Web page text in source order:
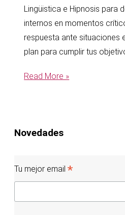
Lingüistica e Hipnosis para
internos en momentos
respuesta ante situaciones
plan para cumplir tus
Taller:
de
Montevideo
Read More »
Novedades
Tu mejor email*